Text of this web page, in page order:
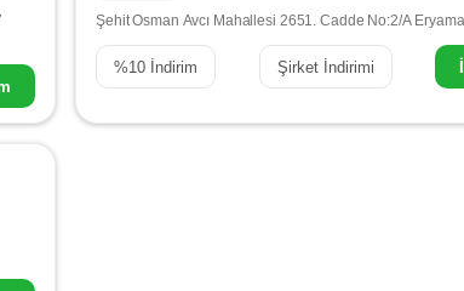
Şehit Osman Avcı Mahallesi 2651. Cadde No:2/A
%10 İndirim Şirket İndirimi